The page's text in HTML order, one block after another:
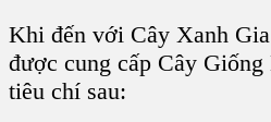
Khi đến với Cây Xanh
được cung cấp Cây
tiêu chí sau: